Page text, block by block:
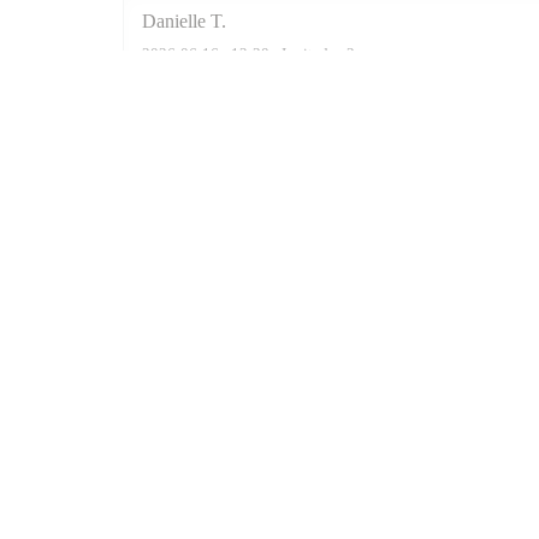
Danielle T
2026-06-16 - 12:30 - Invitados 3